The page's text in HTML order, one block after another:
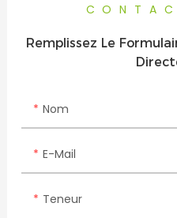
Remplissez Le
Nom
E-Mail
Teneur